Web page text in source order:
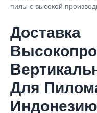
пилы с высокой
Доставка
Для